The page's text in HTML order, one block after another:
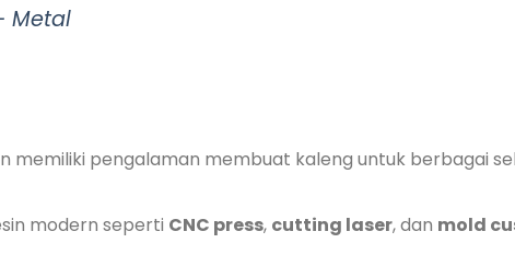
Metal
memiliki pengalaman membuat kaleng untuk berbagai
modern seperti CNC press, cutting laser, dan mold